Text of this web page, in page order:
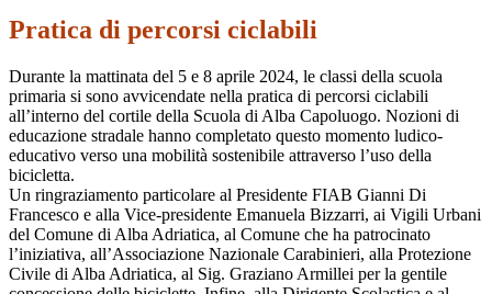
Pratica di percorsi ciclabili
Durante la mattinata del 5 e 8 aprile 2024, le classi della scuola
primaria si sono avvicendate nella pratica di percorsi ciclabili
all’interno del cortile della Scuola di Alba Capoluogo. Nozioni di
educazione stradale hanno completato questo momento ludico-
educativo verso una mobilità sostenibile attraverso l’uso della
bicicletta.
Un ringraziamento particolare al Presidente FIAB Gianni Di
Francesco e alla Vice-presidente Emanuela Bizzarri, ai Vigili Urbani
del Comune di Alba Adriatica, al Comune che ha patrocinato
l’iniziativa, all’Associazione Nazionale Carabinieri, alla Protezione
Civile di Alba Adriatica, al Sig. Graziano Armillei per la gentile